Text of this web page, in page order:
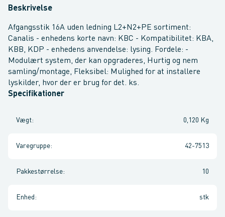
Beskrivelse
Afgangsstik 16A uden ledning L2+N2+PE sortiment:
Canalis - enhedens korte navn: KBC - Kompatibilitet: KBA,
KBB, KDP - enhedens anvendelse: lysing. Fordele: -
Modulært system, der kan opgraderes, Hurtig og nem
samling/montage, Fleksibel: Mulighed for at installere
lyskilder, hvor der er brug for det. ks.
Specifikationer
Vægt: 0,120 Kg
Varegruppe: 42-7513
Pakkestørrelse: 10
Enhed : stk